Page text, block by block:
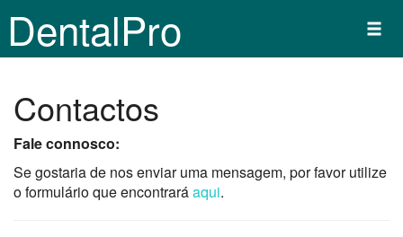
DentalPro
Contactos
Fale connosco:
Se gostaria de nos enviar uma mensagem, por favor utilize
o formulário que encontraráaqui.